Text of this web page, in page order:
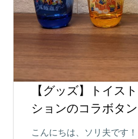
【グッズ】トイス
ションのコラボタ
こんにちは、ソリ夫です